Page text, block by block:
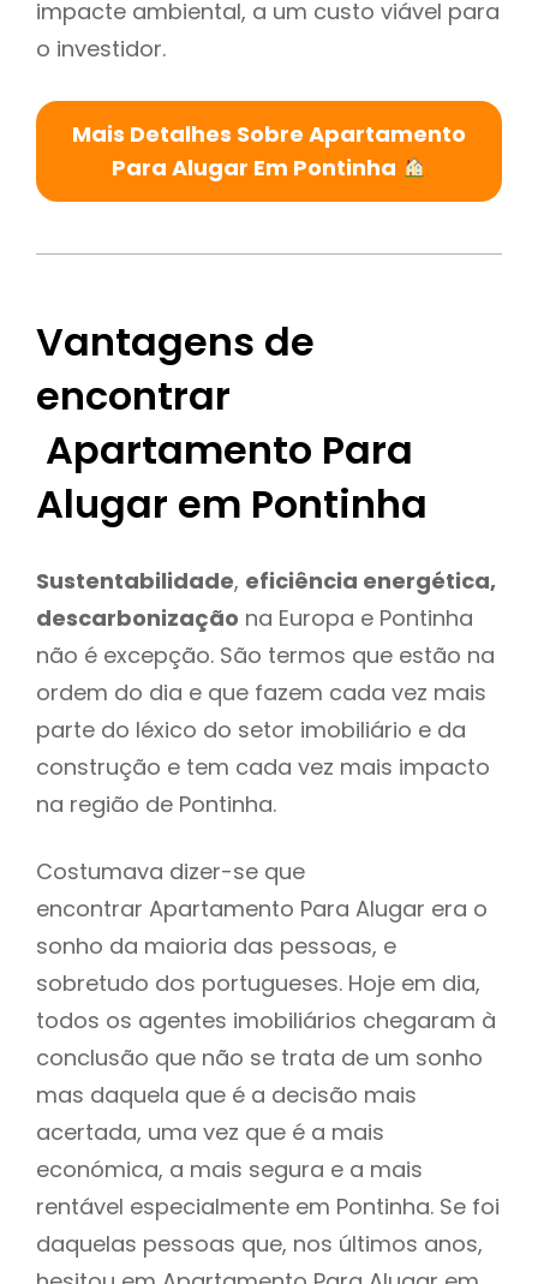
impacte ambiental, a um custo viável para
o investidor.
Mais Detalhes Sobre Apartamento
Para Alugar Em Pontinha
Vantagens de
encontrar
Apartamento Para
Alugar em Pontinha
Sustentabilidade, eficiência energética,
descarbonização na Europa e Pontinha
não é excepção. São termos que estão na
ordem do dia e que fazem cada vez mais
parte do léxico do setor imobiliário e da
construção e tem cada vez mais impacto
na região de Pontinha.
Costumava dizer-se que
encontrar Apartamento Para Alugar era o
sonho da maioria das pessoas, e
sobretudo dos portugueses. Hoje em dia,
todos os agentes imobiliários chegaram à
conclusão que não se trata de um sonho
mas daquela que é a decisão mais
acertada, uma vez que é a mais
económica, a mais segura e a mais
rentável especialmente em Pontinha. Se foi
daquelas pessoas que, nos últimos anos,